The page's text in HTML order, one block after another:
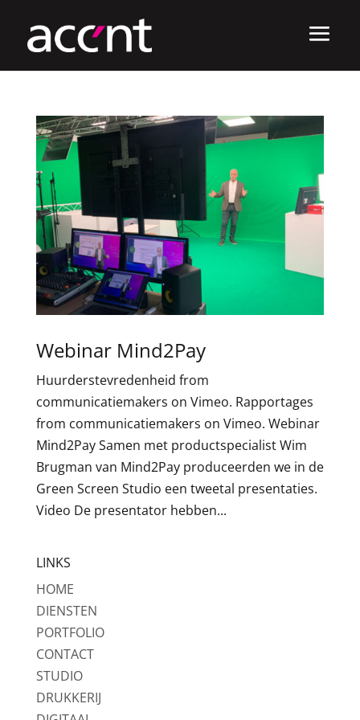
Webinar Mind2Pay
Huurderstevredenheid from
communicatiemakers on Vimeo. Rapportages
from communicatiemakers on Vimeo. Webinar
Mind2Pay Samen met productspecialist Wim
Brugman van Mind2Pay produceerden we in de
Green Screen Studio een tweetal presentaties.
Video De presentator hebben...
LINKS
HOME
DIENSTEN
PORTFOLIO
CONTACT
STUDIO
DRUKKERIJ